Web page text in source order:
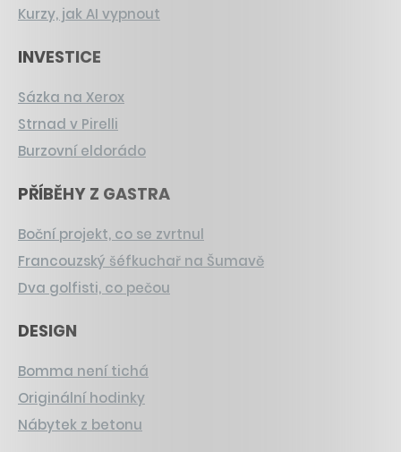
Kurzy, jak AI vypnout
INVESTICE
Sázka na Xerox
Strnad v Pirelli
Burzovní eldorádo
PŘÍBĚHY Z GASTRA
Boční projekt, co se zvrtnul
Francouzský šéfkuchař na Šumavě
Dva golfisti, co pečou
DESIGN
Bomma není tichá
Originální hodinky
Nábytek z betonu